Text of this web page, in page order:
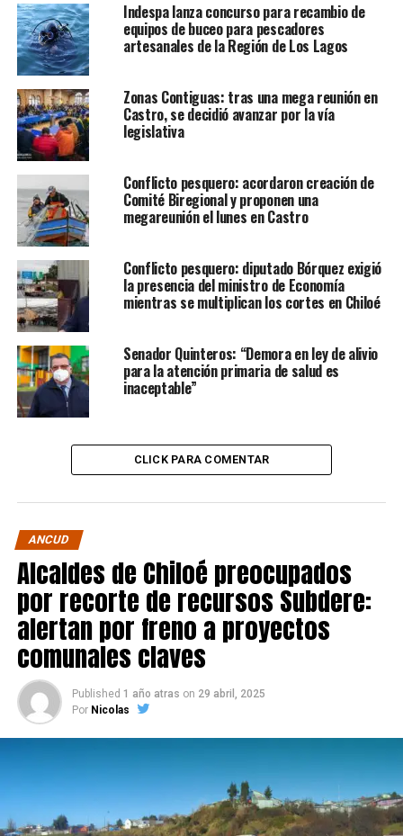
Indespa lanza concurso para recambio de
equipos de buceo para pescadores
artesanales de la Región de Los Lagos
Zonas Contiguas: tras una mega reunión en
Castro, se decidió avanzar por la vía
legislativa
Conflicto pesquero: acordaron creación de
Comité Biregional y proponen una
megareunión el lunes en Castro
Conflicto pesquero: diputado Bórquez exigió
la presencia del ministro de Economía
mientras se multiplican los cortes en Chiloé
Senador Quinteros: “Demora en ley de alivio
para la atención primaria de salud es
inaceptable”
CLICK PARA COMENTAR
ANCUD
Alcaldes de Chiloé preocupados
por recorte de recursos Subdere:
alertan por freno a proyectos
comunales claves
Published 1 año atras on 29 abril, 2025
Por Nicolas